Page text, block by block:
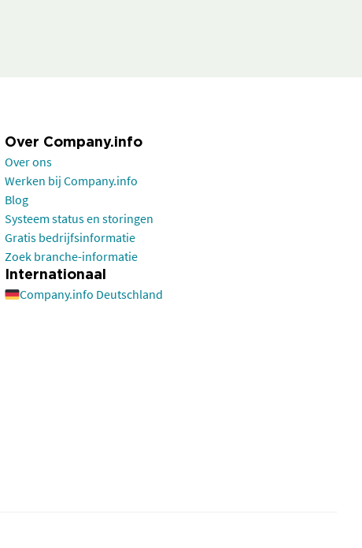
Over Company.info
Over ons
Werken bij Company.info
Blog
Systeem status en storingen
Gratis bedrijfsinformatie
Zoek branche-informatie
Internationaal
Company.info Deutschland